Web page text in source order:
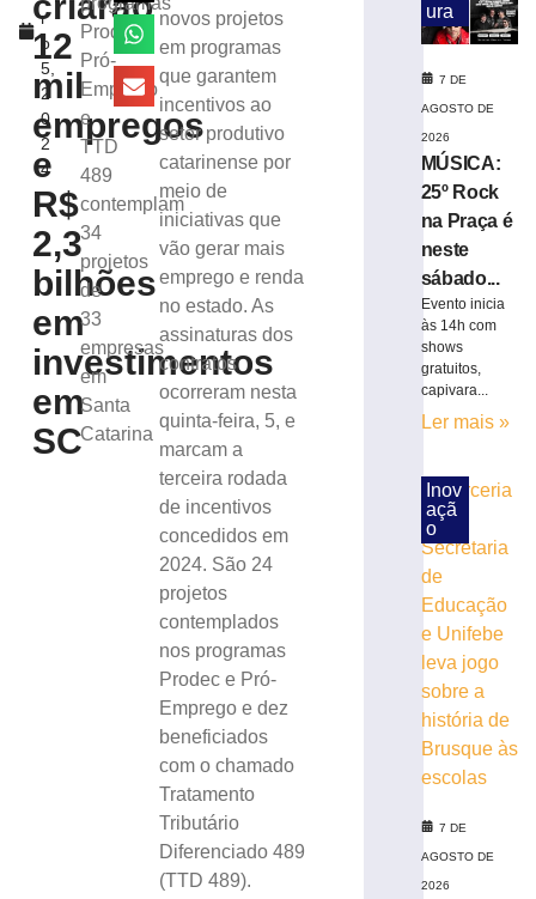
r
o
5,
2
0
2
4
12
mil
empregos
e
R$
2,3
bilhões
em
investimentos
em
SC
Prodec,
Pró-
Emprego
e
TTD
489
contemplam
34
projetos
de
33
empresas
em
Santa
Catarina
novos projetos
em programas
que garantem
incentivos ao
setor produtivo
catarinense por
meio de
iniciativas que
vão gerar mais
emprego e renda
no estado. As
assinaturas dos
contratos
ocorreram nesta
quinta-feira, 5, e
marcam a
terceira rodada
de incentivos
concedidos em
2024. São 24
projetos
contemplados
nos programas
Prodec e Pró-
Emprego e dez
beneficiados
com o chamado
Tratamento
Tributário
Diferenciado 489
(TTD 489).
Tijucas
protocolado
pela
prefeitura
2026
mais
Em
redução,
Copom
baixa
taxa
Selic
para
14%
agosto
2026
mais
ura
7 DE
AGOSTO DE
2026
MÚSICA:
25º Rock
na Praça é
neste
sábado...
Evento inicia
às 14h com
shows
gratuitos,
capivara...
Ler mais »
Inov
açã
o
7 DE
AGOSTO DE
2026